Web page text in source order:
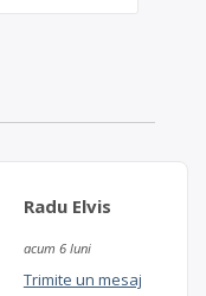
Radu Elvis
acum 6 luni
Trimite un mesaj